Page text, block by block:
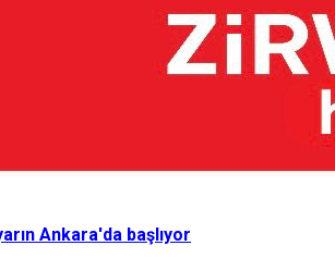
Ankara'da başlıyor